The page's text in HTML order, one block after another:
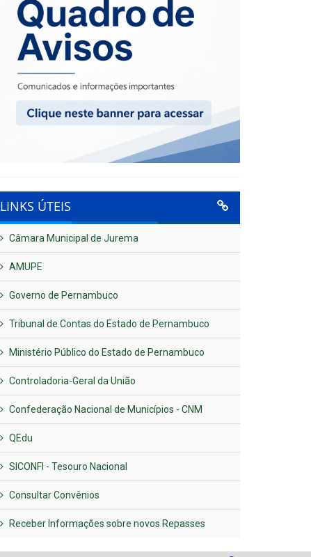
LINKS ÚTEIS
Câmara Municipal de Jurema
AMUPE
Governo de Pernambuco
Tribunal de Contas do Estado de Pernambuco
Ministério Público do Estado de Pernambuco
Controladoria-Geral da União
Confederação Nacional de Municípios - CNM
QEdu
SICONFI - Tesouro Nacional
Consultar Convênios
Receber Informações sobre novos Repasses